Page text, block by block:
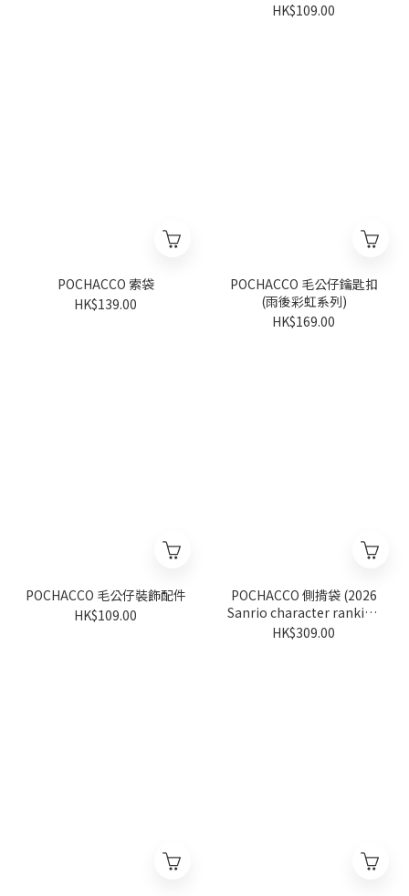
HK$109.00
POCHACCO 索袋
HK$139.00
POCHACCO 毛公仔鑰匙扣
(雨後彩虹系列)
HK$169.00
POCHACCO 毛公仔裝飾配件
HK$109.00
POCHACCO 側揹袋 (2026
Sanrio character ranking
系列)
HK$309.00